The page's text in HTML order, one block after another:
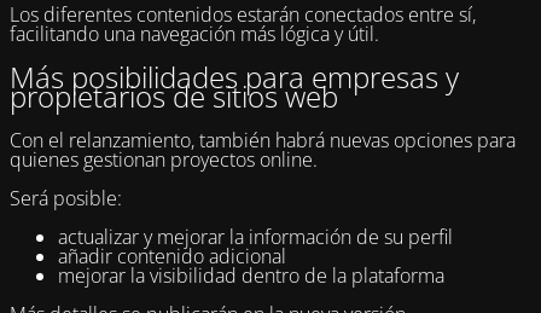
Los diferentes contenidos estarán conectados entre sí,
facilitando una navegación más lógica y útil.
Más posibilidades para empresas y
propietarios de sitios web
Con el relanzamiento, también habrá nuevas opciones para
quienes gestionan proyectos online.
Será posible:
actualizar y mejorar la información de su perfil
añadir contenido adicional
mejorar la visibilidad dentro de la plataforma